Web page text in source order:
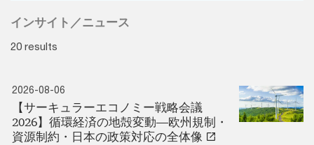
インサイト／ニュース
20 results
2026-08-06
【サーキュラーエコノミー戦略会議
2026】循環経済の地殻変動―欧州規制・
資源制約・日本の政策対応の全体像